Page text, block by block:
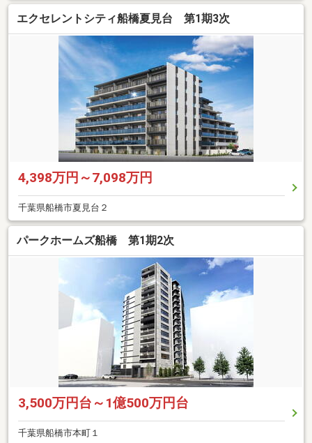
エクセレントシティ船橋夏見台 第1期3次
4,398万円～7,098万円
千葉県船橋市夏見台２
パークホームズ船橋 第1期2次
3,500万円台～1億500万円台
千葉県船橋市本町１